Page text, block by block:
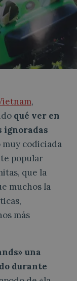
,
qué ver en
ignoradas
muy codiciada
popular
que la
muchos la
más
una
durante